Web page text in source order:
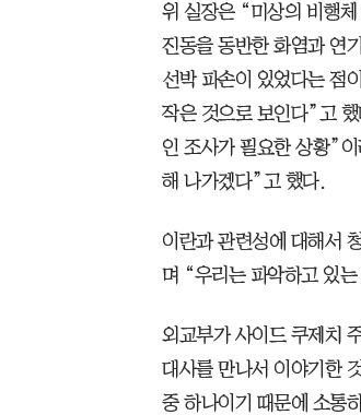
위 실장은 “미상의 비행
진동을 동반한 화염과 연
선박 파손이 있었다는 점
작은 것으로 보인다”고
인 조사가 필요한 상황”
해 나가겠다”고 했다.
이란과 관련성에 대해서
며 “우리는 파악하고 있
외교부가 사이드 쿠제치
대사를 만나서 이야기한
중 하나이기 때문에 소통